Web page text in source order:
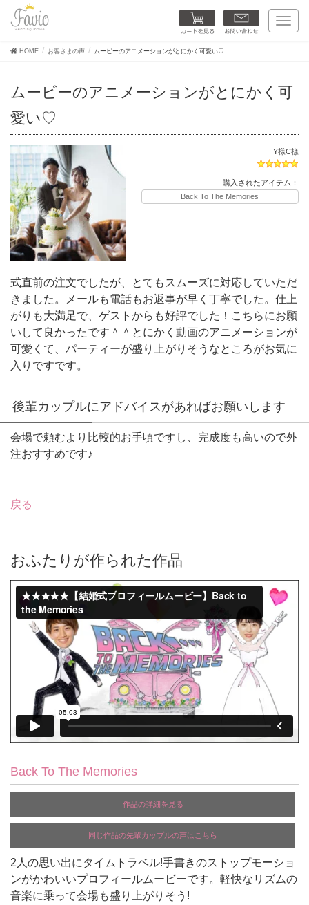
T
o
n
a
t
o
お問い合わせ
カートを見る
HOME お客さまの声 ムービーのアニメーションがとにかく可愛い♡
ムービーのアニメーションがとにかく可
愛い♡
Y様C様
購入されたアイテム：
Back To The Memories
式直前の注文でしたが、とてもスムーズに対応していただ
きました。メールも電話もお返事が早く丁寧でした。仕上
がりも大満足で、ゲストからも好評でした！こちらにお願
いして良かったです＾＾とにかく動画のアニメーションが
可愛くて、パーティーが盛り上がりそうなところがお気に
入りですです。
後輩カップルにアドバイスがあればお願いします
会場で頼むより比較的お手頃ですし、完成度も高いので外
注おすすめです♪
戻る
おふたりが作られた作品
Back To The Memories
作品の詳細を見る
同じ作品の先輩カップルの声はこちら
2人の思い出にタイムトラベル!手書きのストップモーショ
ンがかわいいプロフィールムービーです。軽快なリズムの
音楽に乗って会場も盛り上がりそう!